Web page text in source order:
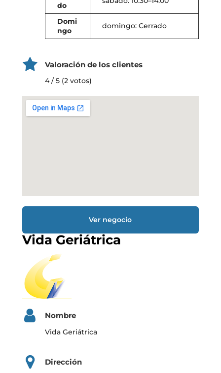
do
Domi
ngo
domingo: Cerrado
Valoración de los clientes
4 / 5 (2 votos)
Ver negocio
Vida Geriátrica
Nombre
Vida Geriátrica
Dirección